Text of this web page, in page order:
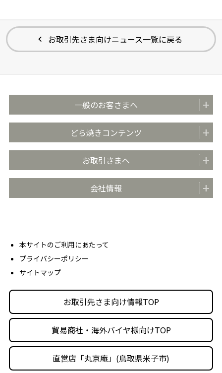
お取引先さま向けニュース一覧に戻る
一般のお客さまへ
全国の販売店
おいしさのこだわり
安心・安全の取り組み
どら焼きコンテンツ
どらやきのまち米子
どらやきの日 (4月4日)
お取引さまへ
お取引先さま向け情報TOP
商品カタログ
会社情報
経営理念
沿革
丸京の事業体
人材育成・社会活動
本サイトのご利用にあたって
プライバシーポリシー
サイトマップ
お取引先さま向け情報TOP
貿易商社・海外バイヤ様向けTOP
直営店「丸京庵」(鳥取県米子市)